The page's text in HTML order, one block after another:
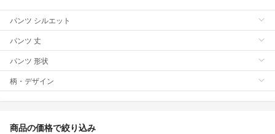
パンツ シルエット
パンツ 丈
パンツ 形状
柄・デザイン
商品の価格で絞り込み